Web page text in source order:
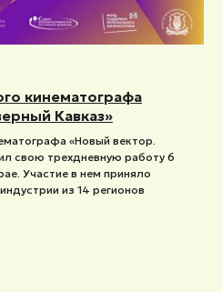
кинематографа
Кавказ»
«Новый вектор.
свою трехдневную работу 6
Участие в нем приняло
из 14 регионов